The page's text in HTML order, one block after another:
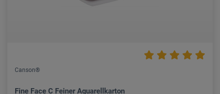
Canson®
Fine Face C Feiner Aquarellkarton